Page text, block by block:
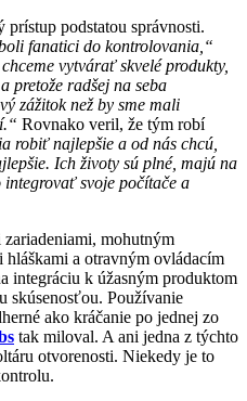
prístup podstatou správnosti.
fanatici do kontrolovania,“
chceme vytvárať skvelé produkty,
pretože radšej na seba
zážitok než by sme mali
Rovnako veril, že tým robí
robiť najlepšie a od nás chcú,
Ich životy sú plné, majú na
svoje počítače a
mohutným
a otravným ovládacím
integráciu k úžasným produktom
skúsenosťou. Používanie
ako kráčanie po jednej zo
tak miloval. A ani jedna z týchto
otvorenosti. Niekedy je to